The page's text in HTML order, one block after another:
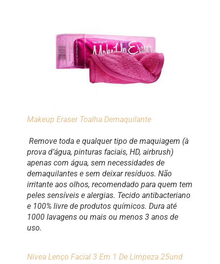
Makeup Eraser Toalha Demaquilante
Remove toda e qualquer tipo de maquiagem (à
prova d’água, pinturas faciais, HD, airbrush)
apenas com água, sem necessidades de
demaquilantes e sem deixar resíduos. Não
irritante aos olhos, recomendado para quem tem
peles sensíveis e alergias. Tecido antibacteriano
e 100% livre de produtos químicos. Dura até
1000 lavagens ou mais ou menos 3 anos de
uso.
Nivea Lenço Facial 3 Em 1 De Limpeza 25und